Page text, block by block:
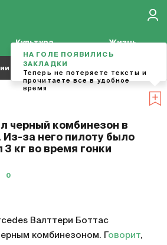
Культура Жизнь
Кино Футбол
черный комбинезон в
Из-за него пилоту было
кг во время гонки
0
Валттери Боттас
комбинезоном. Говорит,
НА ГОЛЕ ПОЯВИЛИСЬ
ЗАКЛАДКИ
Теперь не потеряете тексты и
прочитаете все в удобное
время